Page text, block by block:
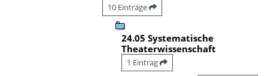
10 Einträge
24.05 Systematische
Theaterwissenschaft
1 Eintrag